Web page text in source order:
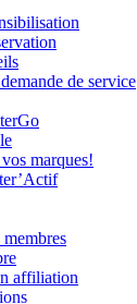
de service
marques!
membres
affiliation